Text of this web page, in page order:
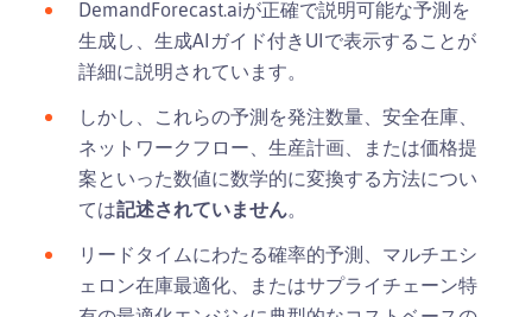
DemandForecast.aiが正確で説明可能な予測を
生成し、生成AIガイド付きUIで表示することが
詳細に説明されています。
しかし、これらの予測を発注数量、安全在庫、
ネットワークフロー、生産計画、または価格提
案といった数値に数学的に変換する方法につい
ては記述されていません。
リードタイムにわたる確率的予測、マルチエシ
ェロン在庫最適化、またはサプライチェーン特